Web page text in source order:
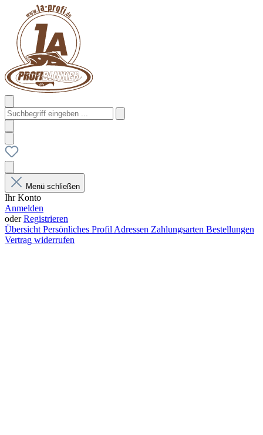
Menü schließen
Ihr Konto
Anmelden
oderRegistrieren
Übersicht Persönliches Profil Adressen Zahlungsarten Bestellungen
Vertrag widerrufen